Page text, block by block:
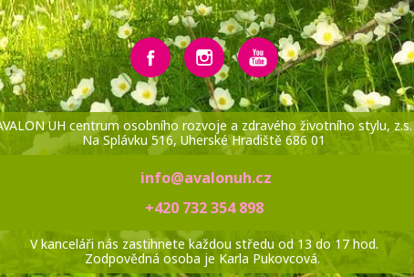
UH centrum osobního rozvoje a zdravého životního stylu, z.s.
Na Splávku 516, Uherské Hradiště 686 01
info@avalonuh.cz
+420 732 354 898
V kanceláři nás zastihnete každou středu od 13 do 17 hod.
Zodpovědná osoba je Karla Pukovcová.